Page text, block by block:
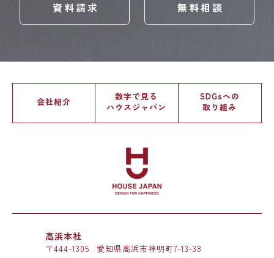
資料請求 無料相談
会社紹介
数字で見る
ハウスジャパン
SDGsへの
取り組み
高浜本社
〒444-1305
愛知県高浜市神明町7-13-38